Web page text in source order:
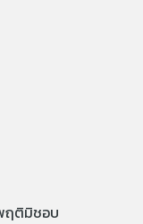
ฤติมิชอบ